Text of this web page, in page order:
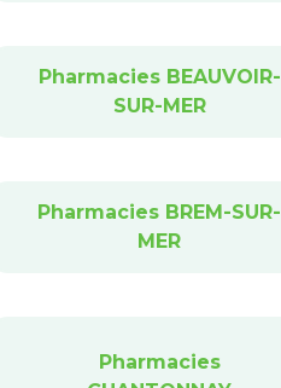
Pharmacies BEAUVOIR-
SUR-MER
Pharmacies BREM-SUR-
MER
Pharmacies